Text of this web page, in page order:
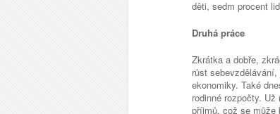
děti, sedm procent
Druhá práce
Zkrátka a dobře,
růst
ekonomiky. Také
rodinné rozpočty.
příjmů, což se může